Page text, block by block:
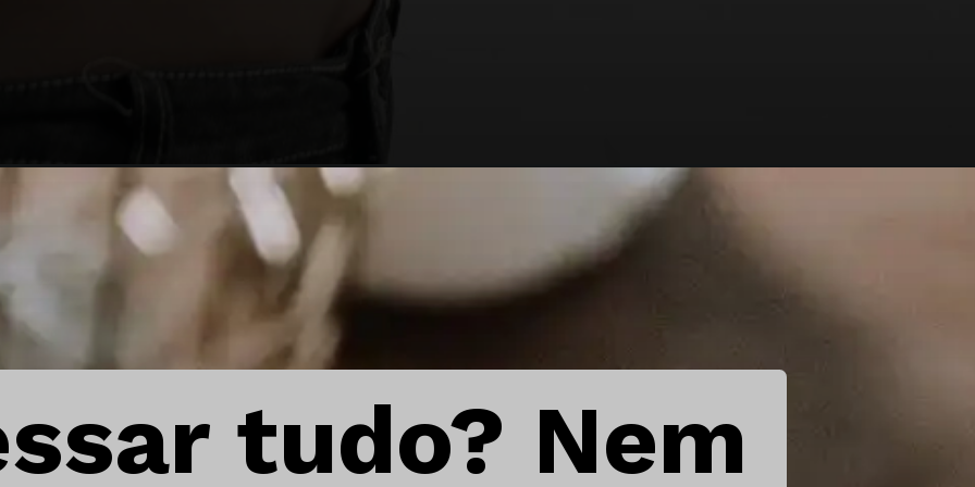
tudo? Nem